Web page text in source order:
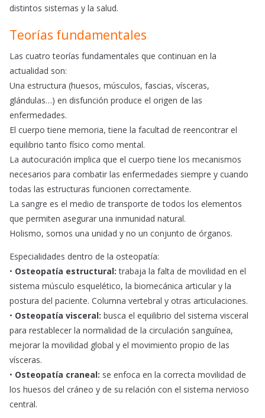
distintos sistemas y la salud.
Teorías fundamentales
Las cuatro teorías fundamentales que continuan en la
actualidad son:
Una estructura (huesos, músculos, fascias, vísceras,
glándulas…) en disfunción produce el origen de las
enfermedades.
El cuerpo tiene memoria, tiene la facultad de reencontrar el
equilibrio tanto físico como mental.
La autocuración implica que el cuerpo tiene los mecanismos
necesarios para combatir las enfermedades siempre y cuando
todas las estructuras funcionen correctamente.
La sangre es el medio de transporte de todos los elementos
que permiten asegurar una inmunidad natural.
Holismo, somos una unidad y no un conjunto de órganos.
Especialidades dentro de la osteopatía:
• Osteopatía estructural: trabaja la falta de movilidad en el
sistema músculo esquelético, la biomecánica articular y la
postura del paciente. Columna vertebral y otras articulaciones.
• Osteopatía visceral: busca el equilibrio del sistema visceral
para restablecer la normalidad de la circulación sanguínea,
mejorar la movilidad global y el movimiento propio de las
vísceras.
• Osteopatía craneal: se enfoca en la correcta movilidad de
los huesos del cráneo y de su relación con el sistema nervioso
central.